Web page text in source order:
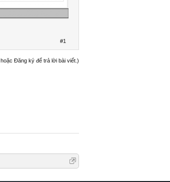
#1
Đăng ký để trả lời bài viết.)